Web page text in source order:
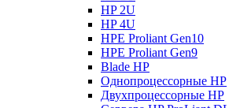
HP 2U
HP 4U
HPE Proliant Gen10
HPE Proliant Gen9
Blade HP
Однопроцессорные HP
Двухпроцессорные HP